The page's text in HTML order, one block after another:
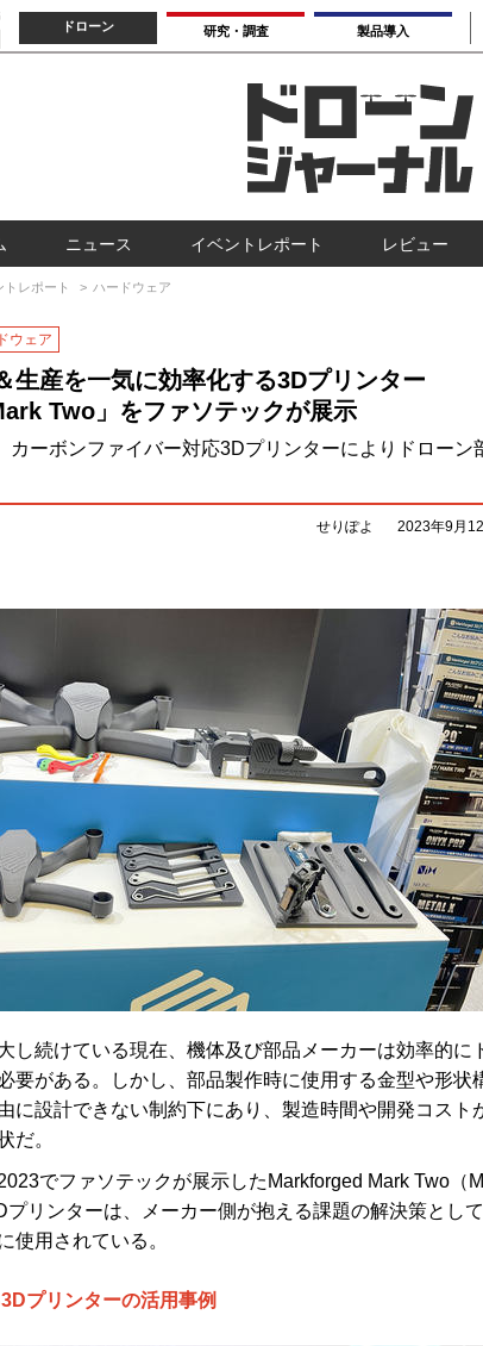
ドローン 研究・調査 製品導入
ニュース イベントレポート レビュー
トレポート ハードウェア
ウェア
生産を一気に効率化する3Dプリンター
Two」をファソテックが展示
カーボンファイバー対応3Dプリンターによりドローン
せりぽよ 2023年9月
し続けている現在、機体及び部品メーカーは効率的に
要がある。しかし、部品製作時に使用する金型や形状
に設計できない制約下にあり、製造時間や開発コスト
だ。
でファソテックが展示したMarkforged Mark Two（
リンターは、メーカー側が抱える課題の解決策とし
使用されている。
プリンターの活用事例